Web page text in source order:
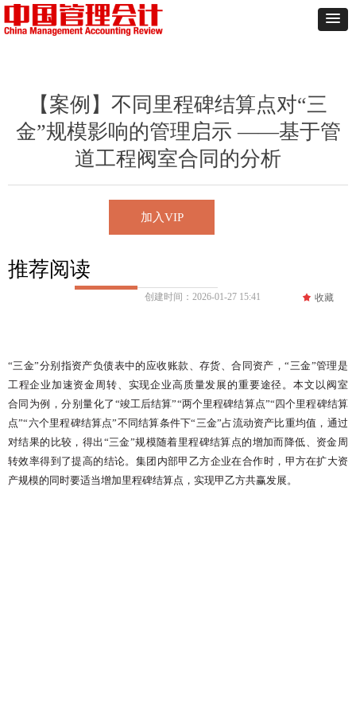
【案例】不同里程碑结算点对“三
金”规模影响的管理启示 ——基于管
道工程阀室合同的分析
“三金”分别指资产负债表中的应收账款、存货、合同资产，“三金”管理是
工程企业加速资金周转、实现企业高质量发展的重要途径。本文以阀室
合同为例，分别量化了 “竣工后结算”“两个里程碑结算点”“四个里程碑结算
点”“六个里程碑结算点”不同结算条件下“三金”占流动资产比重均值，通过
对结果的比较，得出“三金”规模随着里程碑结算点的增加而降低、资金周
转效率得到了提高的结论。集团内部甲乙方企业在合作时，甲方在扩大资
产规模的同时要适当增加里程碑结算点，实现甲乙方共赢发展。
推荐阅读
创建时间： 2026-01-27 15:41 끄 收藏
加入VIP